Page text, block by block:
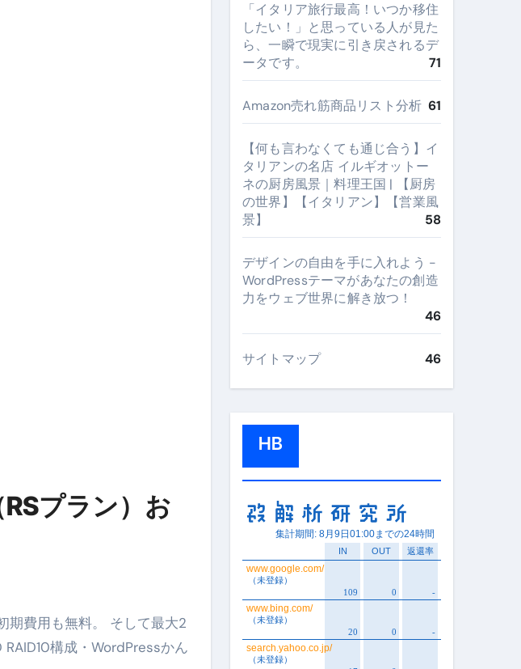
プラン）お
期費用も無料。 そして最大2
構成・WordPressかん
​「イタリア旅行最高！いつか移住
したい！」と思っている人が見た
ら、一瞬で現実に引き戻されるデ
ータです。
71
Amazon売れ筋商品リスト分析 61
【何も言わなくても通じ合う】イ
タリアンの名店 イルギオットー
ネの厨房風景｜料理王国 | 【厨房
の世界】【イタリアン】【営業風
景】
58
デザインの自由を手に入れよう -
WordPressテーマがあなたの創造
力をウェブ世界に解き放つ！
46
サイトマップ 46
HB